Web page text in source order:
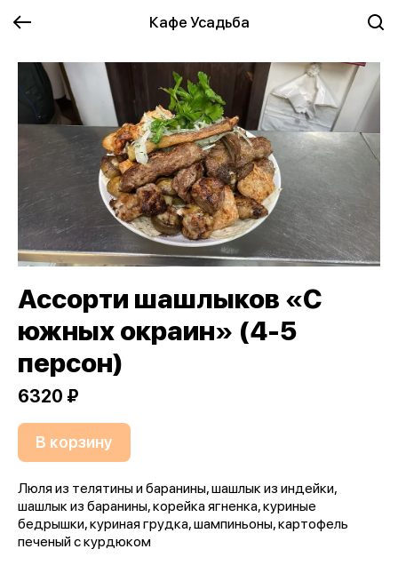
Кафе Усадьба
Ассорти шашлыков «С
южных окраин» (4-5
персон)
6320 ₽
В корзину
Люля из телятины и баранины, шашлык из индейки,
шашлык из баранины, корейка ягненка, куриные
бедрышки, куриная грудка, шампиньоны, картофель
печеный с курдюком